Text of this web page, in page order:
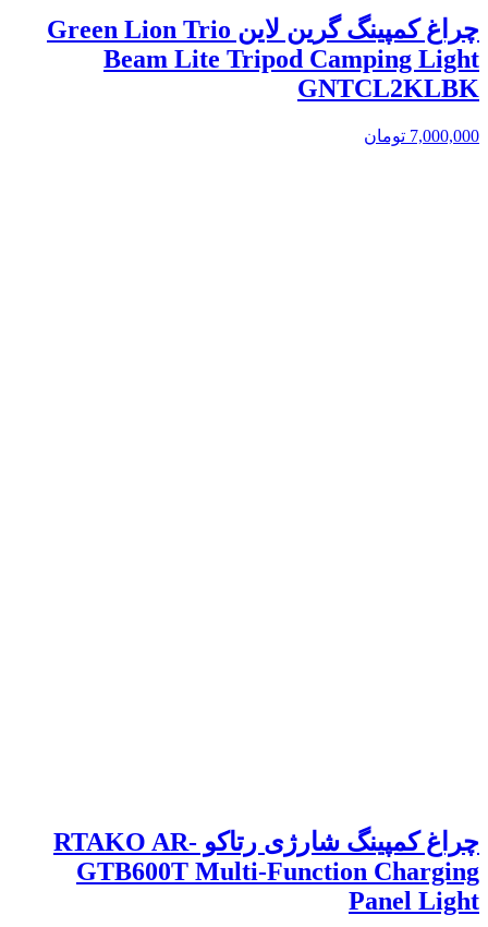
چراغ کمپینگ گرین لاین Green Lion Trio
Beam Lite Tripod Camping Light
GNTCL2KLBK
7,000,000 تومان
چراغ کمپینگ شارژی رتاکو RTAKO AR-
GTB600T Multi-Function Charging
Panel Light